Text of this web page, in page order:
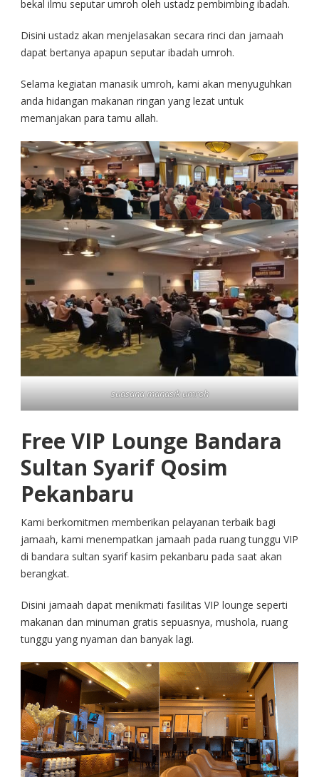
bekal ilmu seputar umroh oleh ustadz pembimbing ibadah.
Disini ustadz akan menjelasakan secara rinci dan jamaah
dapat bertanya apapun seputar ibadah umroh.
Selama kegiatan manasik umroh, kami akan menyuguhkan
anda hidangan makanan ringan yang lezat untuk
memanjakan para tamu allah.
suasana manasik umroh
Free VIP Lounge Bandara
Sultan Syarif Qosim
Pekanbaru
Kami berkomitmen memberikan pelayanan terbaik bagi
jamaah, kami menempatkan jamaah pada ruang tunggu VIP
di bandara sultan syarif kasim pekanbaru pada saat akan
berangkat.
Disini jamaah dapat menikmati fasilitas VIP lounge seperti
makanan dan minuman gratis sepuasnya, mushola, ruang
tunggu yang nyaman dan banyak lagi.